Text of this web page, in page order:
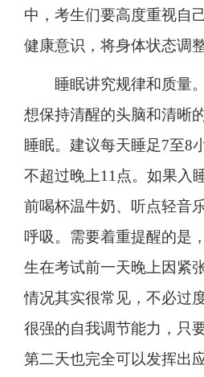
中，考生们要高度重视自
健康意识，将身体状态调
睡眠讲究规律和质量
想保持清醒的头脑和清晰
睡眠。建议每天睡足7至8
不超过晚上11点。如果入
前喝杯温牛奶、听点轻音
呼吸。需要着重提醒的是
生在考试前一天晚上因紧
情况其实很常见，不必过
很强的自我调节能力，只
第二天也完全可以发挥出